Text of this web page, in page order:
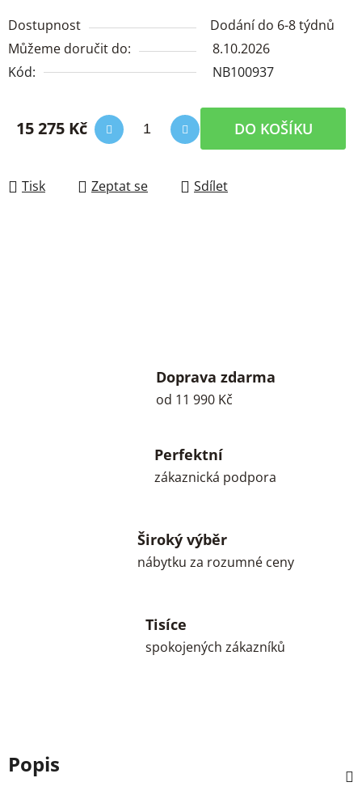
Dostupnost
Dodání do 6-8 týdnů
Můžeme doručit do:
8.10.2026
Kód:
NB100937
15 275 Kč DO KOŠÍKU
Tisk Zeptat se Sdílet
Doprava zdarma
od 11 990 Kč
Perfektní
zákaznická podpora
Široký výběr
nábytku za rozumné ceny
Tisíce
spokojených zákazníků
Popis